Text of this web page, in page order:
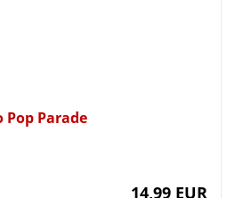
Pop Parade
14,99 EUR